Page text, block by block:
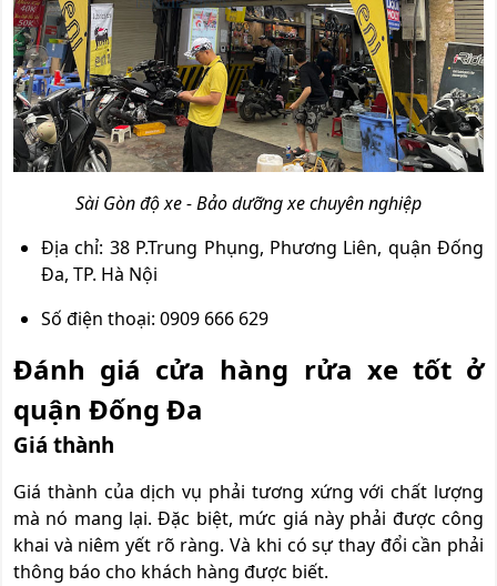
Sài Gòn độ xe - Bảo dưỡng xe chuyên nghiệp
Địa chỉ: 38 P.Trung Phụng, Phương Liên, quận Đống
Đa, TP. Hà Nội
Số điện thoại: 0909 666 629
Đánh giá cửa hàng rửa xe tốt ở
quận Đống Đa
Giá thành
Giá thành của dịch vụ phải tương xứng với chất lượng
mà nó mang lại. Đặc biệt, mức giá này phải được công
khai và niêm yết rõ ràng. Và khi có sự thay đổi cần phải
thông báo cho khách hàng được biết.